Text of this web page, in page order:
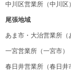
中川区営業所（中川区）
尾張地域
あま市・大治営業所（
一宮営業所（一宮市）
春日井営業所（春日井